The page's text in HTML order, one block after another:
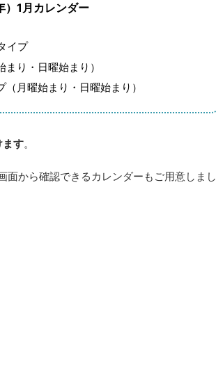
1月カレンダー
イプ
り・日曜始まり）
月曜始まり・日曜始まり）
ます。
面から確認できるカレンダーもご用意しまし